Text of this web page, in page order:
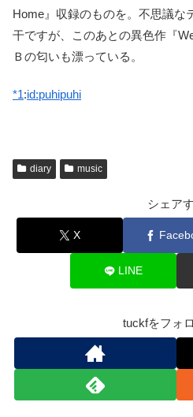
Home』収録のものを。不思議な
干ですが、このあとの異色作『
Ｂの匂いも漂っている。
*1:id:puhipuhi
diary music
シェア
X
LINE
tuckfをフォ